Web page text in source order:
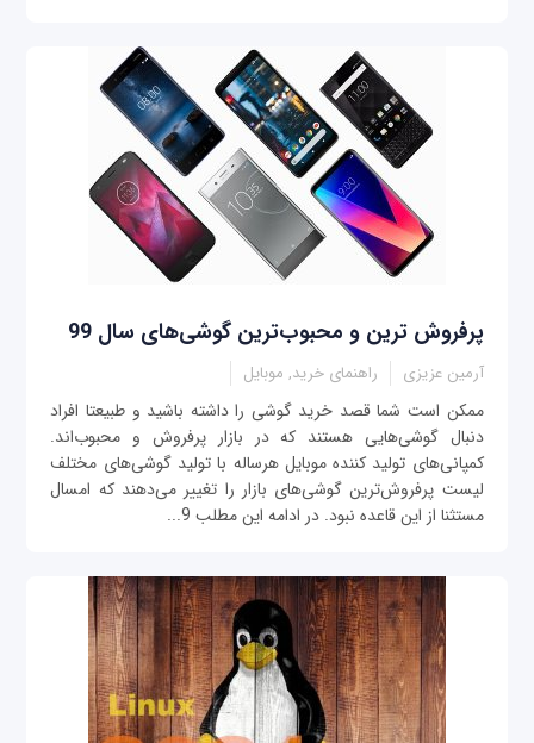
پرفروش ترین و محبوب‌ترین گوشی‌های سال 99
آرمین عزیزی راهنمای خرید, موبایل
ممکن است شما قصد خرید گوشی را داشته باشید و طبیعتا افراد
دنبال گوشی‌هایی هستند که در بازار پرفروش و محبوب‌اند.
کمپانی‌های تولید کننده موبایل هرساله با تولید گوشی‌های مختلف
لیست پرفروش‌ترین گوشی‌های بازار را تغییر می‌دهند که امسال
مستثنا از این قاعده نبود. در ادامه این مطلب 9...